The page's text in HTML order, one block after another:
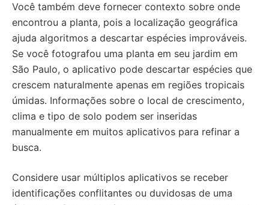
Você também deve fornecer contexto sobre onde
encontrou a planta, pois a localização geográfica
ajuda algoritmos a descartar espécies improváveis.
Se você fotografou uma planta em seu jardim em
São Paulo, o aplicativo pode descartar espécies que
crescem naturalmente apenas em regiões tropicais
úmidas. Informações sobre o local de crescimento,
clima e tipo de solo podem ser inseridas
manualmente em muitos aplicativos para refinar a
busca.
Considere usar múltiplos aplicativos se receber
identificações conflitantes ou duvidosas de uma